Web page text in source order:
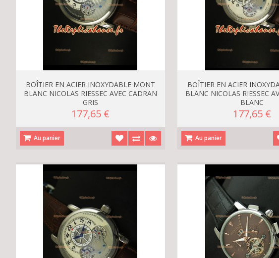
BOÎTIER EN ACIER INOXYDABLE MONT
BLANC NICOLAS RIESSEC AVEC CADRAN
GRIS
177,65 €
Au panier
BOÎTIER EN ACIER
BLANC NICOLAS RIESSEC
BLANC
177,65 €
Au panier